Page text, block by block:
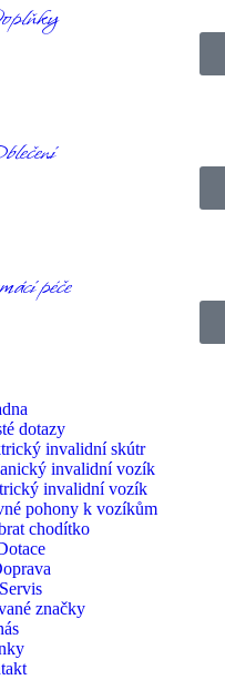
péče
dotazy
invalidní skútr
invalidní vozík
invalidní vozík
pohony k vozíkům
chodítko
Servis
značky